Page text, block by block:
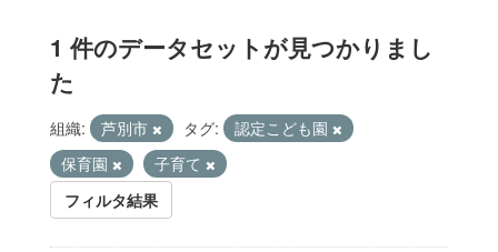
1 件のデータセットが見つかりまし
た
組織: 芦別市 タグ:
認定こども園
保育園
子育て
フィルタ結果